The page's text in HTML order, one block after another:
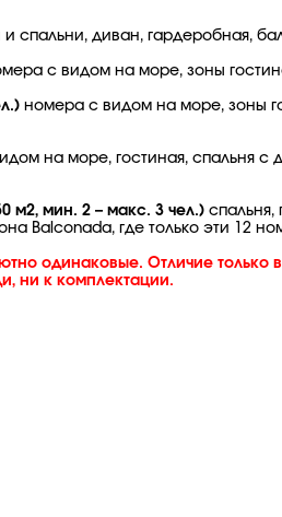
и спальни, диван, гардеробная,
с видом на море, зоны
номера с видом на море, зоны
на море, гостиная, спальня с
м2, мин. 2 – макс. 3 чел.) спальня,
Balconada, где только эти 12
одинаковые. Отличие только
ни к комплектации.